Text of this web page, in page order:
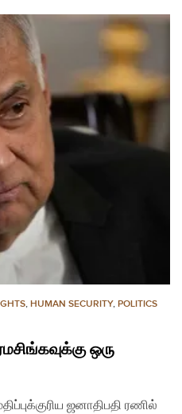
, HUMAN SECURITY, POLITICS
ஒரு
ஜனாதிபதி ரணில்